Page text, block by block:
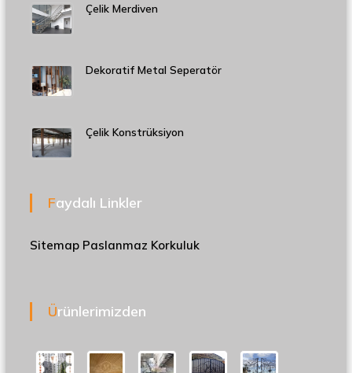
Çelik Merdiven
Dekoratif Metal Seperatör
Çelik Konstrüksiyon
Faydalı Linkler
Sitemap Paslanmaz Korkuluk
Ürünlerimizden